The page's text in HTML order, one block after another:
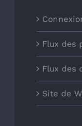
Flux des
Flux des
Site de